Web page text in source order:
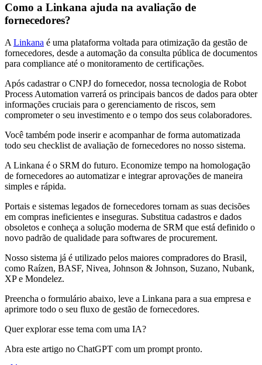
Como a Linkana ajuda na avaliação de
fornecedores?
ALinkana é uma plataforma voltada para otimização da gestão de
fornecedores, desde a automação da consulta pública de documentos
para compliance até o monitoramento de certificações.
Após cadastrar o CNPJ do fornecedor, nossa tecnologia de Robot
Process Automation varrerá os principais bancos de dados para obter
informações cruciais para o gerenciamento de riscos, sem
comprometer o seu investimento e o tempo dos seus colaboradores.
Você também pode inserir e acompanhar de forma automatizada
todo seu checklist de avaliação de fornecedores no nosso sistema.
A Linkana é o SRM do futuro. Economize tempo na homologação
de fornecedores ao automatizar e integrar aprovações de maneira
simples e rápida.
Portais e sistemas legados de fornecedores tornam as suas decisões
em compras ineficientes e inseguras. Substitua cadastros e dados
obsoletos e conheça a solução moderna de SRM que está definido o
novo padrão de qualidade para softwares de procurement.
Nosso sistema já é utilizado pelos maiores compradores do Brasil,
como Raízen, BASF, Nivea, Johnson & Johnson, Suzano, Nubank,
XP e Mondelez.
Preencha o formulário abaixo, leve a Linkana para a sua empresa e
aprimore todo o seu fluxo de gestão de fornecedores.
Quer explorar esse tema com uma IA?
Abra este artigo no ChatGPT com um prompt pronto.